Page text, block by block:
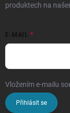
produktech na
E-MAIL
Vložením e-mailu
Přihlásit se